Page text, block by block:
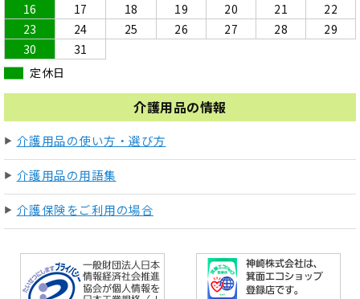
16
17 18 19 20 21
22
23
24 25 26 27 28
29
30
31
定休日
介護用品の情報
介護用品の使い方・選び方
介護用品の用語集
介護保険をご利用の場合